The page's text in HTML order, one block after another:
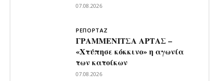
07.08.2026
ΡΕΠΟΡΤΑΖ
ΓΡΑΜΜΕΝΙΤΣΑ ΑΡΤΑΣ –
«Χτύπησε κόκκινο» η αγωνία
των κατοίκων
07.08.2026